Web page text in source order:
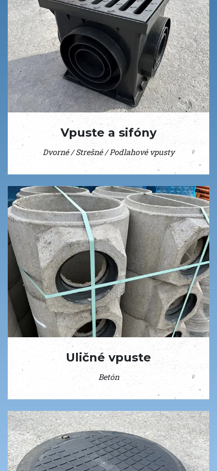
Vpuste a sifóny
Dvorné / Strešné / Podlahové vpusty
Uličné vpuste
Betón